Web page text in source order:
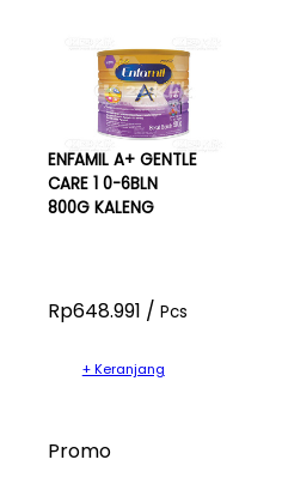
ENFAMIL A+ GENTLE
CARE 1 0-6BLN
800G KALENG
Rp648.991 / Pcs
+ Keranjang
Promo